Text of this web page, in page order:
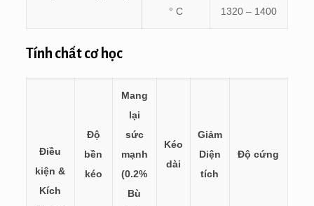
° C 1320 – 1400
Tính chất cơ học
Điều
kiện &
Kích
Độ
bền
kéo
Mang
lại
sức
mạnh
(0.2%
Bù
Kéo
dài
Giảm
Diện
tích
Độ cứng